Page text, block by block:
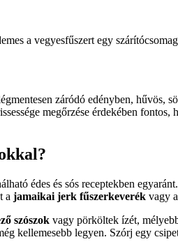
a vegyesfűszert egy
záródó edényben, hűvös,
megőrzése érdekében
édes és sós receptekben
a jamaikai jerk fűszerkeverék vagy
szószok vagy pörköltek ízét,
kellemesebb legyen. Szórj egy